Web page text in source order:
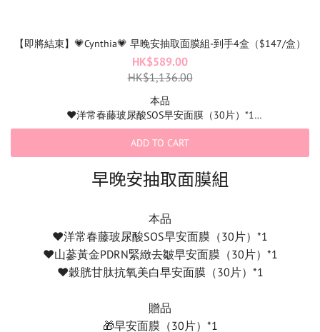
【即將結束】💗Cynthia💗 早晚安抽取面膜組-到手4盒（$147/盒）
HK$589.00
HK$1,136.00
本品
♥️洋常春藤玻尿酸SOS早安面膜（30片）*1
♥️山蔘黃金PDRN緊緻去皺早安面膜（30片）*1
♥️穀胱甘肽抗氧美白早安面膜（30片）*1
贈品
🎁早安面膜（30片）*1
ADD TO CART
早晚安抽取面膜組
本品
♥️洋常春藤玻尿酸SOS早安面膜（30片）*1
♥️山蔘黃金PDRN緊緻去皺早安面膜（30片）*1
♥️穀胱甘肽抗氧美白早安面膜（30片）*1
贈品
🎁早安面膜（30片）*1